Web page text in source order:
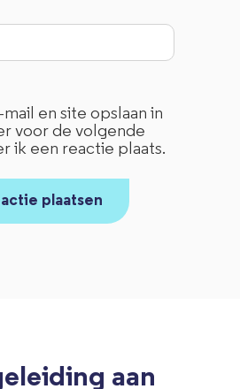
mail en site opslaan in
voor de volgende
ik een reactie plaats.
aan